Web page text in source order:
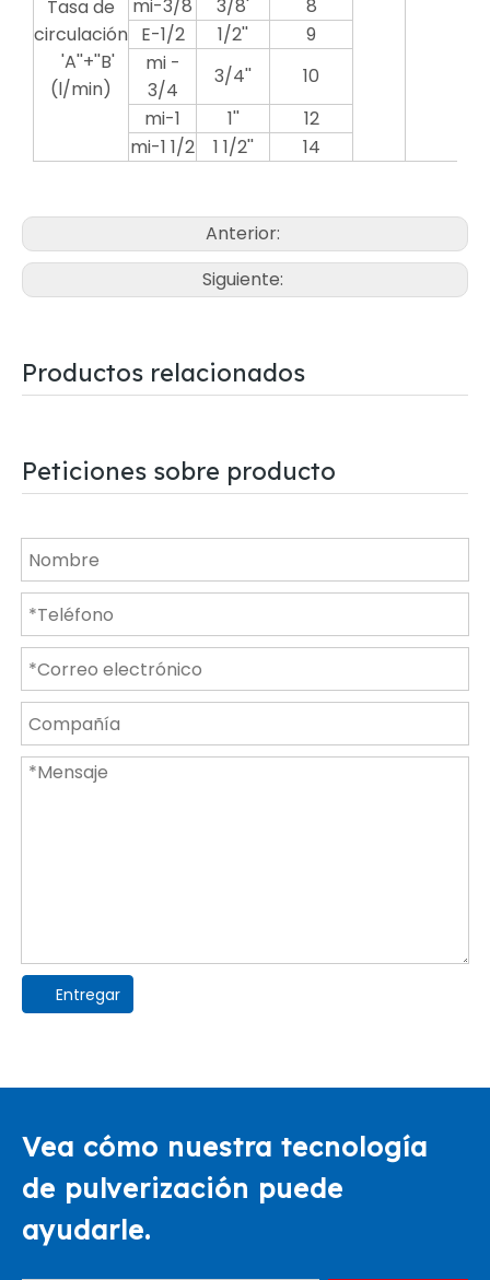
Tasa de
circulación
'A''+''B'
(l/min)
mi-3/8 3/8'
8
E-1/2
1/2''
9
mi -
3/4
3/4''
10
mi-1
1''
12
mi-1 1/2
1 1/2'' 14
Anterior:
Siguiente:
Productos relacionados
Peticiones sobre producto
Entregar
Vea cómo nuestra tecnología
de pulverización puede
ayudarle.